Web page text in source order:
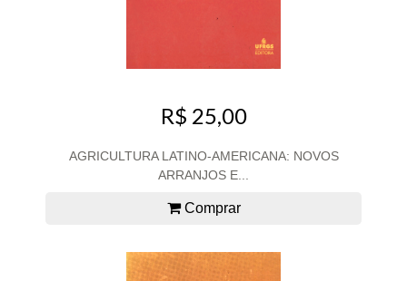
R$ 25,00
AGRICULTURA LATINO-AMERICANA: NOVOS
ARRANJOS E...
Comprar